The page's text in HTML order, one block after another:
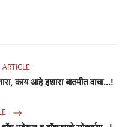
ARTICLE
काय आहे इशारा बातमीत वाचा...!